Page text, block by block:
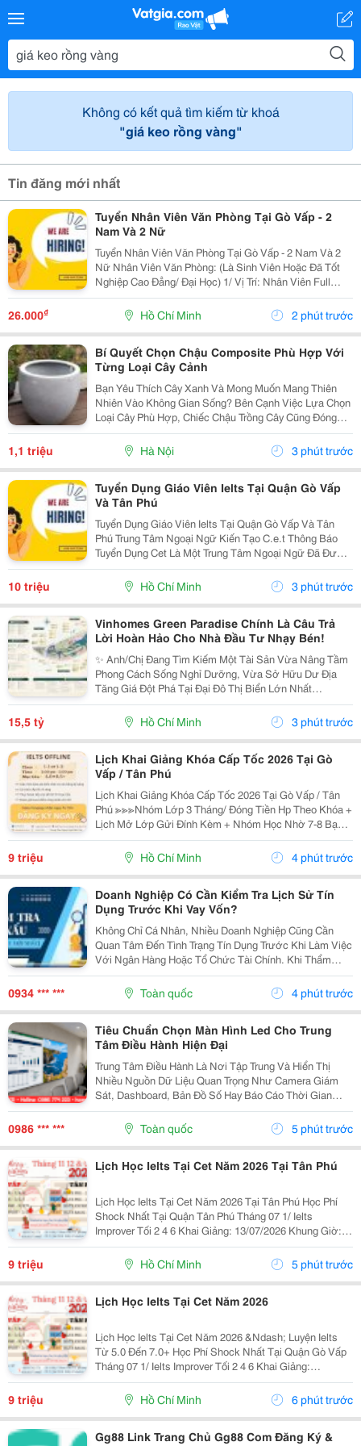
Không có kết quả tìm kiếm từ khoá
"giá keo rồng vàng"
Tin đăng mới nhất
Tuyển Nhân Viên Văn Phòng Tại Gò Vấp - 2
Nam Và 2 Nữ
Tuyển Nhân Viên Văn Phòng Tại Gò Vấp - 2 Nam Và 2
Nữ Nhân Viên Văn Phòng: (Là Sinh Viên Hoặc Đã Tốt
Nghiệp Cao Đẳng/ Đại Học) 1/ Vị Trí: Nhân Viên Full
Time (2 Nam 2 Nữ) Ca Làm: 13:00 Đến 21:00 (1 Tháng
Được Nghỉ Phép 1 Ngày, Và Hưởng Các Ngày...
26.000₫ Hồ Chí Minh 2 phút trước
Bí Quyết Chọn Chậu Composite Phù Hợp Với
Từng Loại Cây Cảnh
Bạn Yêu Thích Cây Xanh Và Mong Muốn Mang Thiên
Nhiên Vào Không Gian Sống? Bên Cạnh Việc Lựa Chọn
Loại Cây Phù Hợp, Chiếc Chậu Trồng Cây Cũng Đóng
Vai Trò Vô Cùng Quan Trọng. Không Chỉ Là Nơi Giúp
Cây Phát Triển Khỏe Mạnh, Chậu Còn Góp Phần Tạo
Nên Vẻ...
1,1 triệu Hà Nội 3 phút trước
Tuyển Dụng Giáo Viên Ielts Tại Quận Gò Vấp
Và Tân Phú
Tuyển Dụng Giáo Viên Ielts Tại Quận Gò Vấp Và Tân
Phú Trung Tâm Ngoại Ngữ Kiến Tạo C.e.t Thông Báo
Tuyển Dụng Cet Là Một Trung Tâm Ngoại Ngữ Đã Được
Thành Lập 16 Năm Chuyên Về Chương Trình Anh Văn
Học Thuật Ielts &Ndash; Toefl Ibt. Trung Tâm...
10 triệu Hồ Chí Minh 3 phút trước
Vinhomes Green Paradise Chính Là Câu Trả
Lời Hoàn Hảo Cho Nhà Đầu Tư Nhạy Bén!
✨ Anh/Chị Đang Tìm Kiếm Một Tài Sản Vừa Nâng Tầm
Phong Cách Sống Nghỉ Dưỡng, Vừa Sở Hữu Dư Địa
Tăng Giá Đột Phá Tại Đại Đô Thị Biển Lớn Nhất
Tp.hcm? Sx11-10 - Phân Khu The Haven Bay (Vịnh
Tiên) - Vinhomes Green Paradise Chính Là Câu Trả Lời
Hoàn...
15,5 tỷ Hồ Chí Minh 3 phút trước
Lịch Khai Giảng Khóa Cấp Tốc 2026 Tại Gò
Vấp / Tân Phú
Lịch Khai Giảng Khóa Cấp Tốc 2026 Tại Gò Vấp / Tân
Phú ≫≫≫Nhóm Lớp 3 Tháng/ Đóng Tiền Hp Theo Khóa +
Lịch Mở Lớp Gửi Đính Kèm + Nhóm Học Nhờ 7-8 Bạn/
Lớp + Giáo Trình Ielts Có Band Điểm Lộ Trình, Sách
Nước Ngoài Bám Sát + Chia Đều 4 Kỹ...
9 triệu Hồ Chí Minh 4 phút trước
Doanh Nghiệp Có Cần Kiểm Tra Lịch Sử Tín
Dụng Trước Khi Vay Vốn?
Không Chỉ Cá Nhân, Nhiều Doanh Nghiệp Cũng Cần
Quan Tâm Đến Tình Trạng Tín Dụng Trước Khi Làm Việc
Với Ngân Hàng Hoặc Tổ Chức Tài Chính. Khi Thẩm
Định Hồ Sơ Vay Vốn, Ngoài Báo Cáo Tài Chính Và Tài
Sản Bảo Đảm, Ngân Hàng Còn Xem Xét Lịch Sử Tín
Dụng...
0934 *** *** Toàn quốc 4 phút trước
Tiêu Chuẩn Chọn Màn Hình Led Cho Trung
Tâm Điều Hành Hiện Đại
Trung Tâm Điều Hành Là Nơi Tập Trung Và Hiển Thị
Nhiều Nguồn Dữ Liệu Quan Trọng Như Camera Giám
Sát, Dashboard, Bản Đồ Số Hay Báo Cáo Thời Gian
Thực. Vì Vậy, Việc Lựa Chọn Màn Hình Led Phù Hợp Sẽ
Ảnh Hưởng Trực Tiếp Đến Hiệu Quả Giám Sát Và Khả
Năng...
0986 *** *** Toàn quốc 5 phút trước
Lịch Học Ielts Tại Cet Năm 2026 Tại Tân Phú
Lịch Học Ielts Tại Cet Năm 2026 Tại Tân Phú Học Phí
Shock Nhất Tại Quận Tân Phú Tháng 07 1/ Ielts
Improver Tối 2 4 6 Khai Giảng: 13/07/2026 Khung Giờ:
18:00 Đến 21:00 Học Phí Ưu Đãi 5% Khi Đăng Ký 2/ Ielts
Basic Tối 3 5 7 Khai...
9 triệu Hồ Chí Minh 5 phút trước
Lịch Học Ielts Tại Cet Năm 2026
Lịch Học Ielts Tại Cet Năm 2026 &Ndash; Luyện Ielts
Từ 5.0 Đến 7.0+ Học Phí Shock Nhất Tại Quận Gò Vấp
Tháng 07 1/ Ielts Improver Tối 2 4 6 Khai Giảng:
13/07/2026 Khung Giờ: 18:00 Đến 21:00 Học Phí Ưu Đãi
5% Khi Đăng Ký 2/ Ielts...
9 triệu Hồ Chí Minh 6 phút trước
Gg88 Link Trang Chủ Gg88 Com Đăng Ký &